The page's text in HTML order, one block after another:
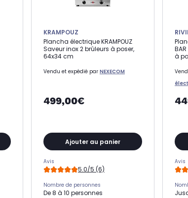
KRAMPOUZ
Plancha électrique KRAMPOUZ
Saveur inox 2 brûleurs à poser,
64x34 cm
Vendu et expédié par NEXECOM
499,00€
Ajouter au panier
Avis
5.0/5 (6)
Nombre de personnes
De 8 à 10 personnes
à
Avis